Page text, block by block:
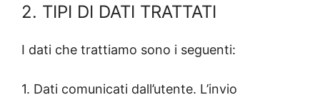
2. TIPI DI DATI TRATTATI
I dati che trattiamo sono i seguenti:
1. Dati comunicati dall’utente. L’invio